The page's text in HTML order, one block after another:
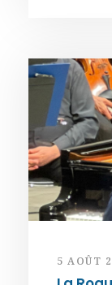
5 AOÛT